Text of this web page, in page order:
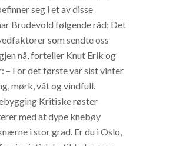
seg i et av disse
Brudevold følgende råd; Det
som sendte oss
nå, forteller Knut Erik og
– For det første var sist vinter
mørk, våt og vindfull.
Kritiske røster
med at dype knebøy
i stor grad. Er du i Oslo,